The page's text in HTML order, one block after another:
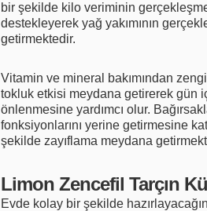
bir şekilde kilo veriminin
destekleyerek yağ yakımının
getirmektedir.
Vitamin ve mineral bakımından
tokluk etkisi meydana getirerek gün
önlenmesine yardımcı olur.
fonksiyonlarını yerine getirmesine
şekilde zayıflama meydana
Limon Zencefil Tarçın
Evde kolay bir şekilde